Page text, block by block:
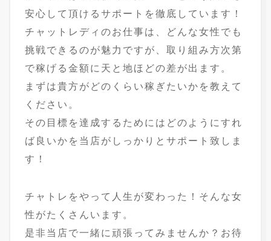
安心して頂けるサポートを徹底しています！
チャットレディのお仕事は、どんな女性でも
挑戦できるのが魅力ですが、取り組み方次第
で稼げる金額に天と地ほどの差が出ます。
まずは貴方がどのくらい稼ぎたいかを教えて
ください。
その目標を達成するためにはどのようにすれ
ば良いかを当店がしっかりとサポート致しま
す！
チャトレをやって人生が変わった！そんな女
性がたくさんいます。
是非当店で一緒に頑張ってみませんか？お待